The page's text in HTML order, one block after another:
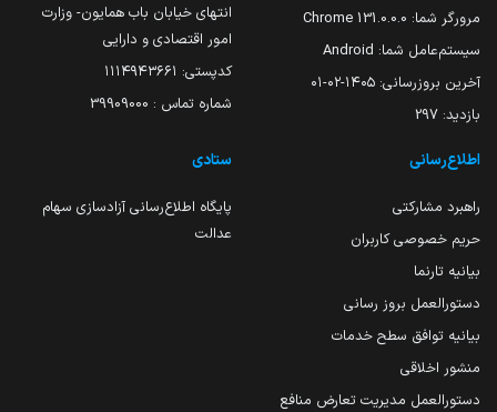
مرورگر شما: 131.0.0.0 Chrome
سیستم‌عامل شما: Android
آخرین بروزرسانی: ۱۴۰۵-۰۲-۰۱
بازدید: 297
انتهای خیابان باب همایون- وزارت
امور اقتصادی و دارایی
کدپستی: ۱۱۱۴۹۴۳۶۶۱
شماره تماس : 39909000
اطلاع‌رسانی
راهبرد مشارکتی
حریم خصوصی کاربران
بیانیه تارنما
دستورالعمل بروز رسانی
بیانیه توافق سطح خدمات
منشور اخلاقی
دستورالعمل مدیریت تعارض منافع
ستادی
پایگاه اطلاع‌رسانی آزادسازی سهام
عدالت